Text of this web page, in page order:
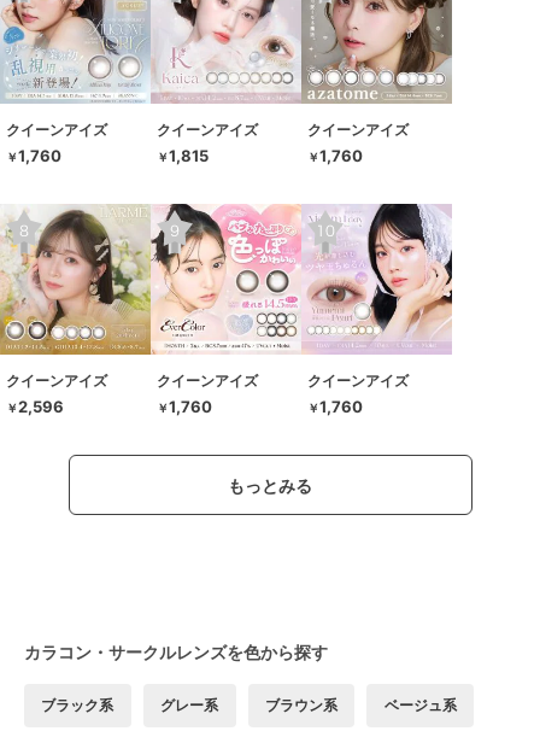
クイーンアイズ
￥1,760
クイーンアイズ
￥1,815
クイーンアイズ
￥1,760
クイーンアイズ
￥2,596
クイーンアイズ
￥1,760
クイーンアイズ
￥1,760
もっとみる
カラコン・サークルレンズを色から探す
ブラック系 グレー系 ブラウン系 ベージュ系